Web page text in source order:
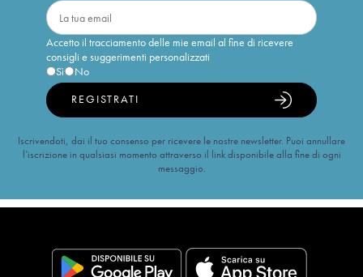
Accetto il tracciamento delle mie email al fine di ricevere
consigli e suggerimenti personalizzati
Sì
No
REGISTRATI
Iscrivendoti, dai il tuo consenso per ricevere le nostre newsletter. Puoi annullare
l’iscrizione in qualsiasi momento attraverso il link disponibile alla fine di ogni
messaggio.